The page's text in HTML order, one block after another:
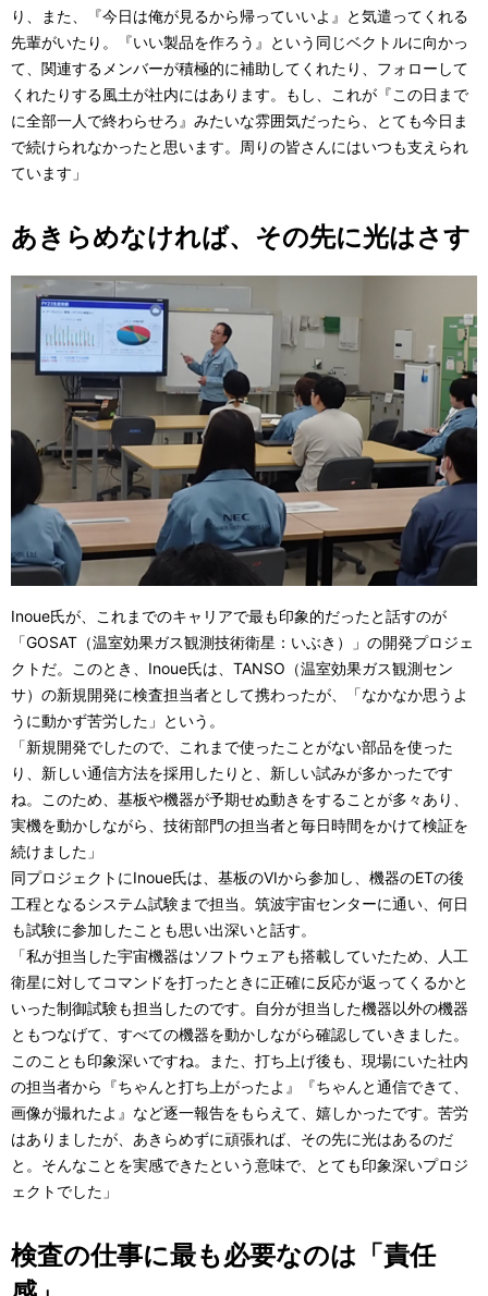
り、また、『今日は俺が見るから帰っていいよ』と気遣ってくれる
先輩がいたり。『いい製品を作ろう』という同じベクトルに向かっ
て、関連するメンバーが積極的に補助してくれたり、フォローして
くれたりする風土が社内にはあります。もし、これが『この日まで
に全部一人で終わらせろ』みたいな雰囲気だったら、とても今日ま
で続けられなかったと思います。周りの皆さんにはいつも支えられ
ています」
あきらめなければ、その先に光はさす
Inoue氏が、これまでのキャリアで最も印象的だったと話すのが
「GOSAT（温室効果ガス観測技術衛星：いぶき）」の開発プロジェ
クトだ。このとき、Inoue氏は、TANSO（温室効果ガス観測セン
サ）の新規開発に検査担当者として携わったが、「なかなか思うよ
うに動かず苦労した」という。
「新規開発でしたので、これまで使ったことがない部品を使った
り、新しい通信方法を採用したりと、新しい試みが多かったです
ね。このため、基板や機器が予期せぬ動きをすることが多々あり、
実機を動かしながら、技術部門の担当者と毎日時間をかけて検証を
続けました」
同プロジェクトにInoue氏は、基板のVIから参加し、機器のETの後
工程となるシステム試験まで担当。筑波宇宙センターに通い、何日
も試験に参加したことも思い出深いと話す。
「私が担当した宇宙機器はソフトウェアも搭載していたため、人工
衛星に対してコマンドを打ったときに正確に反応が返ってくるかと
いった制御試験も担当したのです。自分が担当した機器以外の機器
ともつなげて、すべての機器を動かしながら確認していきました。
このことも印象深いですね。また、打ち上げ後も、現場にいた社内
の担当者から『ちゃんと打ち上がったよ』『ちゃんと通信できて、
画像が撮れたよ』など逐一報告をもらえて、嬉しかったです。苦労
はありましたが、あきらめずに頑張れば、その先に光はあるのだ
と。そんなことを実感できたという意味で、とても印象深いプロジ
ェクトでした」
検査の仕事に最も必要なのは「責任